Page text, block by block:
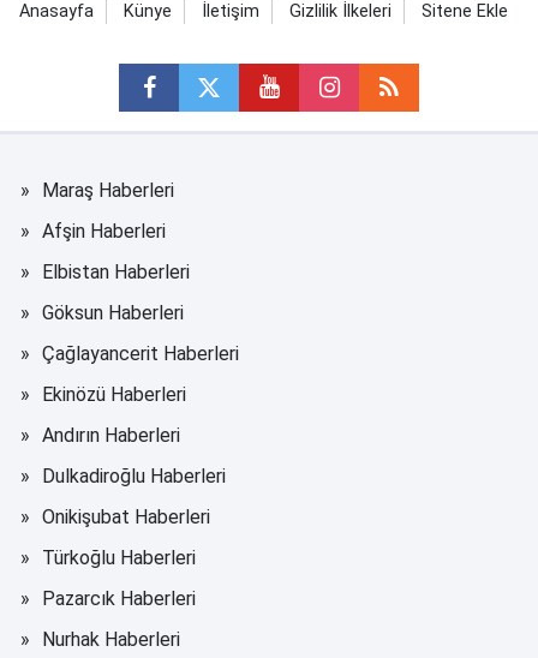
Anasayfa Künye İletişim Gizlilik İlkeleri Sitene Ekle
Maraş Haberleri
Afşin Haberleri
Elbistan Haberleri
Göksun Haberleri
Çağlayancerit Haberleri
Ekinözü Haberleri
Andırın Haberleri
Dulkadiroğlu Haberleri
Onikişubat Haberleri
Türkoğlu Haberleri
Pazarcık Haberleri
Nurhak Haberleri